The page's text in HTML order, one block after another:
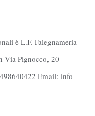
è L.F. Falegnameria
Via Pignocco, 20 –
Email: info